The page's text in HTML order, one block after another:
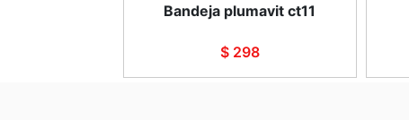
Bandeja plumavit ct11
$ 298